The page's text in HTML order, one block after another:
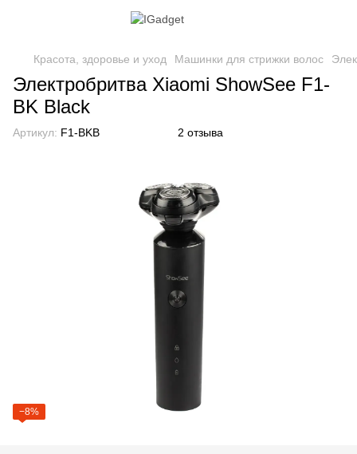
Красота, здоровье и уход Машинки для стрижки волос
Электробритва Xiaomi ShowSee F1-
BK Black
Артикул: F1-BKB 2 отзыва
−8%